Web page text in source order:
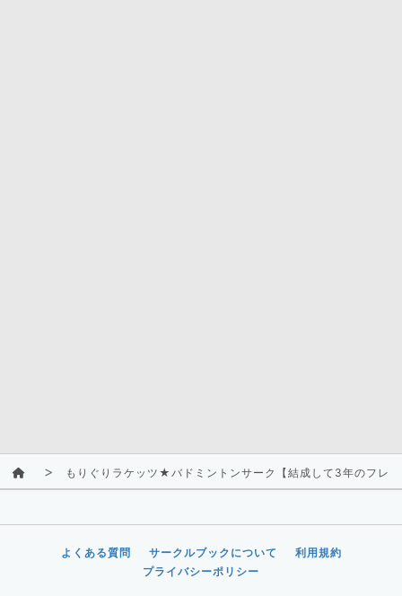
もりぐりラケッツ★バドミントンサーク【結成して3年のフレ
よくある質問 サークルブックについて
利用規約
プライバシーポリシー